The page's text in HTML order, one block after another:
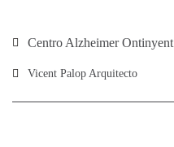
Centro Alzheimer Ontinyent
Vicent Palop Arquitecto